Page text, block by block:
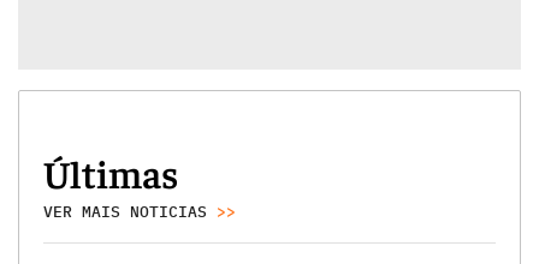
Últimas
VER MAIS NOTICIAS >>